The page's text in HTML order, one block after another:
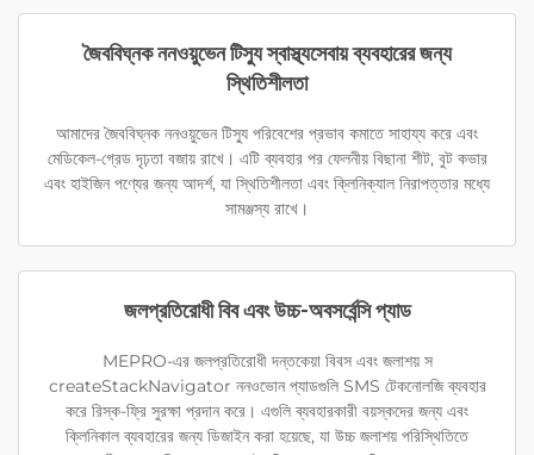
জৈববিঘ্নক ননওয়ুভেন টিস্যু স্বাস্থ্যসেবায় ব্যবহারের জন্য
স্থিতিশীলতা
আমাদের জৈববিঘ্নক ননওয়ুভেন টিস্যু পরিবেশের প্রভাব কমাতে সাহায্য করে এবং
মেডিকেল-গ্রেড দৃঢ়তা বজায় রাখে। এটি ব্যবহার পর ফেলনীয় বিছানা শীট, বুট কভার
এবং হাইজিন পণ্যের জন্য আদর্শ, যা স্থিতিশীলতা এবং ক্লিনিক্যাল নিরাপত্তার মধ্যে
সামঞ্জস্য রাখে।
জলপ্রতিরোধী বিব এবং উচ্চ-অবসর্বেন্সি প্যাড
MEPRO-এর জলপ্রতিরোধী দন্তকেয়া বিবস এবং জলাশয় স
createStackNavigator ননওভোন প্যাডগুলি SMS টেকনোলজি ব্যবহার
করে রিস্ক-ফ্রি সুরক্ষা প্রদান করে। এগুলি ব্যবহারকারী বয়স্কদের জন্য এবং
ক্লিনিকাল ব্যবহারের জন্য ডিজাইন করা হয়েছে, যা উচ্চ জলাশয় পরিস্থিতিতে